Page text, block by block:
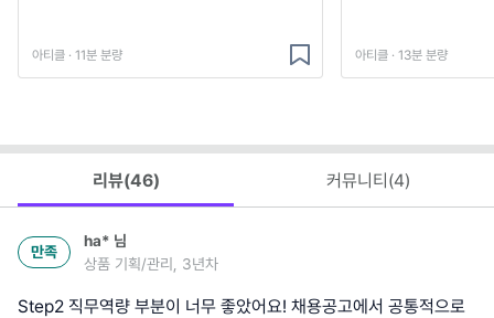
아티클 · 11분 분량 아티클 · 13분 분량
리뷰(46) 커뮤니티(4)
만족
ha* 님
상품 기획/관리, 3년차
Step2 직무역량 부분이 너무 좋았어요! 채용공고에서 공통적으로